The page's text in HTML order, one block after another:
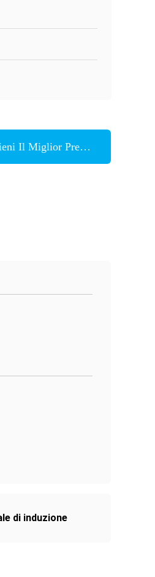
Il Miglior Prezzo
di induzione